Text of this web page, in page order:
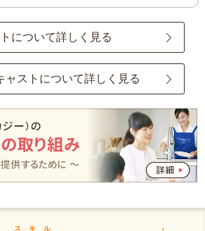
について詳しく見る
ャストについて詳しく見る
スキル